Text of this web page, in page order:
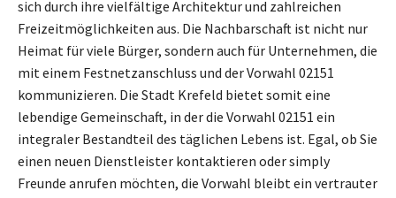
sich durch ihre vielfältige Architektur und zahlreichen
Freizeitmöglichkeiten aus. Die Nachbarschaft ist nicht nur
Heimat für viele Bürger, sondern auch für Unternehmen, die
mit einem Festnetzanschluss und der Vorwahl 02151
kommunizieren. Die Stadt Krefeld bietet somit eine
lebendige Gemeinschaft, in der die Vorwahl 02151 ein
integraler Bestandteil des täglichen Lebens ist. Egal, ob Sie
einen neuen Dienstleister kontaktieren oder simply
Freunde anrufen möchten, die Vorwahl bleibt ein vertrauter